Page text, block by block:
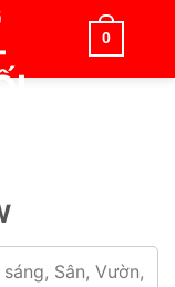
0
Sân, Vườn,